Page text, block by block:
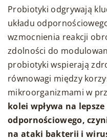
Probiotyki odgrywają
układu
wzmocnienia reakcji
zdolności do
probiotyki wspierają
równowagi między
mikroorganizmami w
kolei wpływa na
odpornościowego,
na ataki bakterii i